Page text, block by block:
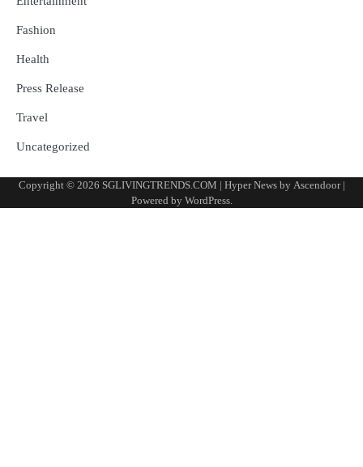
Fashion
Health
Press Release
Travel
Uncategorized
Copyright © 2026 SGLIVINGTRENDS.COM | Hyper News by Ascendoor|
Powered by WordPress.